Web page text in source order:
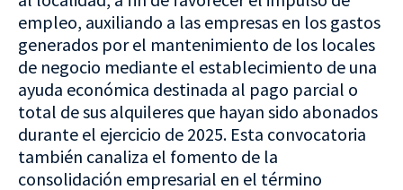
empleo, auxiliando a las empresas en los gastos
generados por el mantenimiento de los locales
de negocio mediante el establecimiento de una
ayuda económica destinada al pago parcial o
total de sus alquileres que hayan sido abonados
durante el ejercicio de 2025. Esta convocatoria
también canaliza el fomento de la
consolidación empresarial en el término